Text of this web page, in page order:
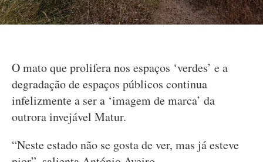
O mato que prolifera nos espaços ‘verdes’ e a
degradação de espaços públicos continua
infelizmente a ser a ‘imagem de marca’ da
outrora invejável Matur.
“Neste estado não se gosta de ver, mas já esteve